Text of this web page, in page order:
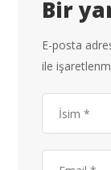
Bir
E-posta
ile